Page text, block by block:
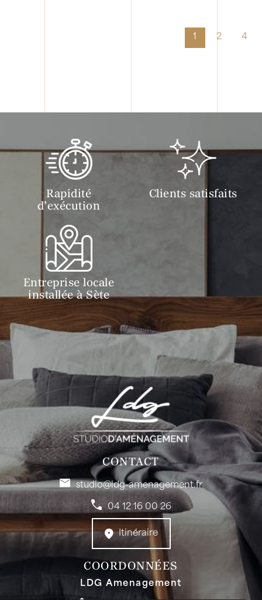
1 2 4
Rapidité
d’exécution
Clients satisfaits
Entreprise locale
installée à Sète
CONTACT
studio@ldg-amenagement.fr
04 12 16 00 26
Itinéraire
COORDONNÉES
LDG Amenagement